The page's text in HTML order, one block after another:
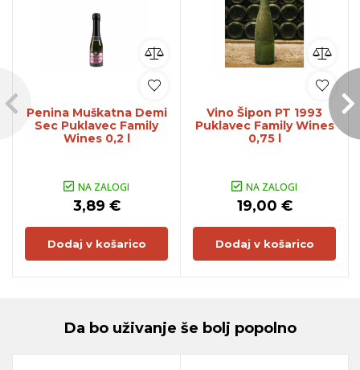
Penina Muškatna Demi
Sec Puklavec Family
Wines 0,2 l
NA ZALOGI
3,89 €
Dodaj v košarico
Vino Šipon PT 1993
Puklavec Family Wines
0,75 l
NA ZALOGI
19,00 €
Dodaj v košarico
Da bo uživanje še bolj popolno